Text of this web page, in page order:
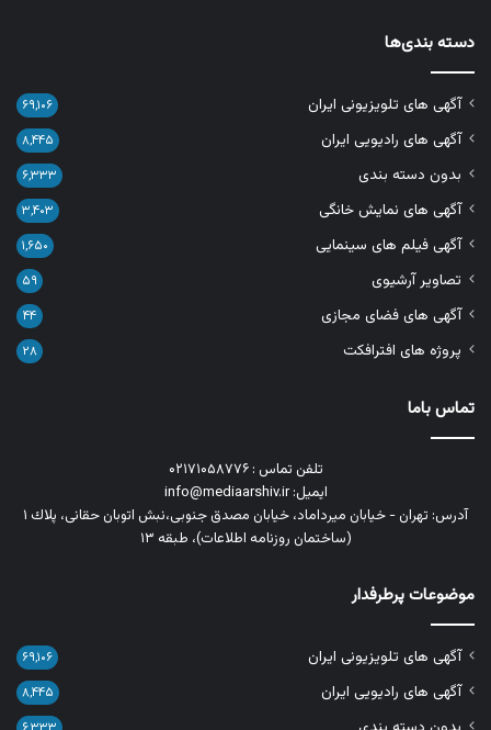
دسته بندی‌ها
آگهی های تلویزیونی ایران ۶۹,۱۰۶
آگهی های رادیویی ایران ۸,۴۴۵
بدون دسته بندی ۶,۳۳۳
آگهی های نمایش خانگی ۳,۴۰۳
آگهی فیلم های سینمایی ۱,۶۵۰
تصاویر آرشیوی ۵۹
آگهی های فضای مجازی ۴۴
پروژه های افترافکت ۲۸
تماس باما
تلفن تماس : ۰۲۱۷۱۰۵۸۷۷۶
ایمیل: info@mediaarshiv.ir
آدرس: تهران - خیابان میرداماد، خیابان مصدق جنوبی،نبش اتوبان حقانی، پلاك ١
(ساختمان روزنامه اطلاعات)، طبقه ۱۳
موضوعات پرطرفدار
آگهی های تلویزیونی ایران ۶۹,۱۰۶
آگهی های رادیویی ایران ۸,۴۴۵